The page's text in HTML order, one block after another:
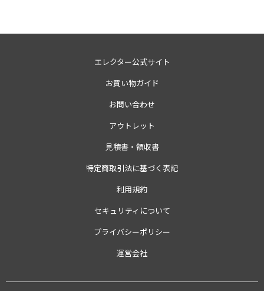
エレクター公式サイト
お買い物ガイド
お問い合わせ
アウトレット
見積書・領収書
特定商取引法に基づく表記
利用規約
セキュリティについて
プライバシーポリシー
運営会社